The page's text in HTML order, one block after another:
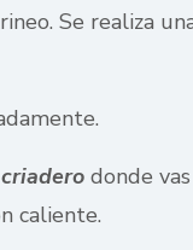
Se realiza
donde
caliente.